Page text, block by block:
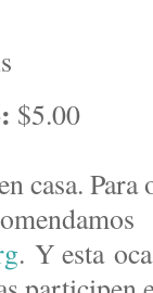
$5.00
casa.
. Y esta